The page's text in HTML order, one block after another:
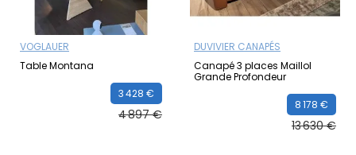
VOGLAUER
Table Montana
3 428 €
4 897 €
DUVIVIER CANAPÉS
Canapé 3 places Maillol
Grande Profondeur
8 178 €
13 630 €